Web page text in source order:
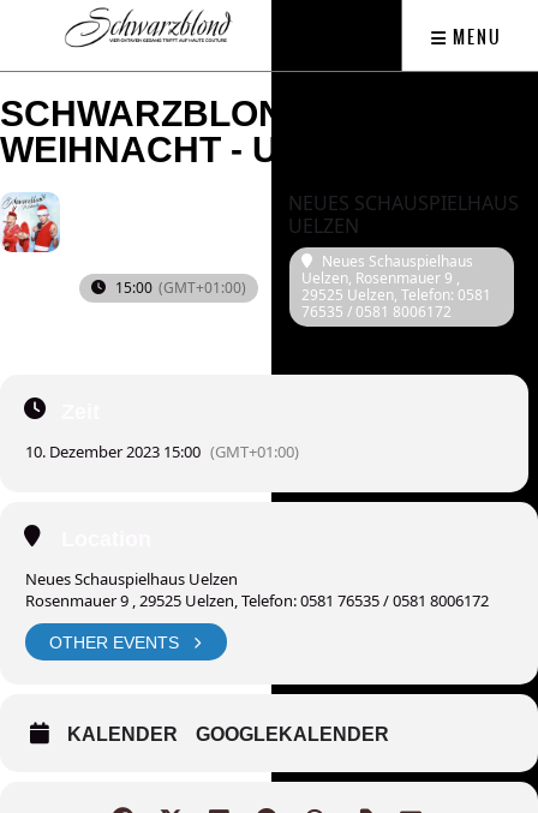
MENU
SCHWARZBLONDE
WEIHNACHT - UELZEN
15:00 (GMT+01:00)
NEUES SCHAUSPIELHAUS
UELZEN
Neues Schauspielhaus
Uelzen, Rosenmauer 9 ,
29525 Uelzen, Telefon: 0581
76535 / 0581 8006172
10. Dezember 2023 15:00 (GMT+01:00)
Neues Schauspielhaus Uelzen
Rosenmauer 9 , 29525 Uelzen, Telefon: 0581 76535 / 0581 8006172
OTHER EVENTS
KALENDER GOOGLEKALENDER